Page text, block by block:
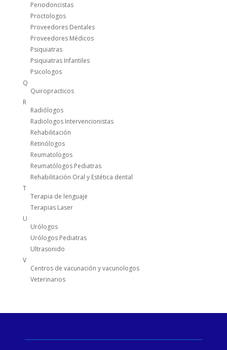
Periodoncistas
Proctologos
Proveedores Dentales
Proveedores Médicos
Psiquiatras
Psiquiatras Infantiles
Psicologos
Q
Quiropracticos
R
Radiólogos
Radiologos Intervencionistas
Rehabilitación
Retinólogos
Reumatologos
Reumatólogos Pediatras
Rehabilitación Oral y Estética dental
T
Terapia de lenguaje
Terapias Laser
U
Urólogos
Urólogos Pediatras
Ultrasonido
V
Centros de vacunación y vacunologos
Veterinarios